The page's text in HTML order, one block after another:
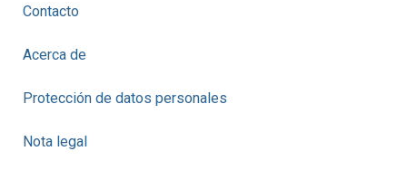
Contacto
Acerca de
Protección de datos personales
Nota legal